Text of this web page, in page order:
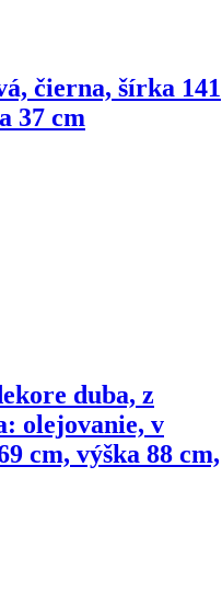
čierna, šírka 141
37 cm
duba, z
olejovanie, v
cm, výška 88 cm,